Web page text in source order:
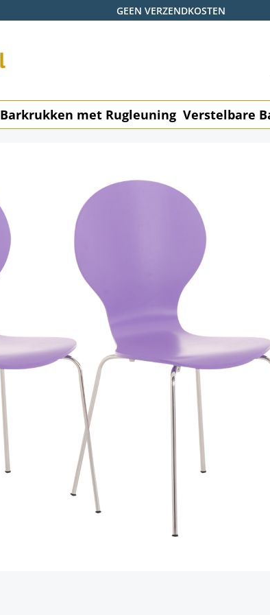
GEEN VERZENDKOSTEN
Barkrukken met Rugleuning Verstelbare